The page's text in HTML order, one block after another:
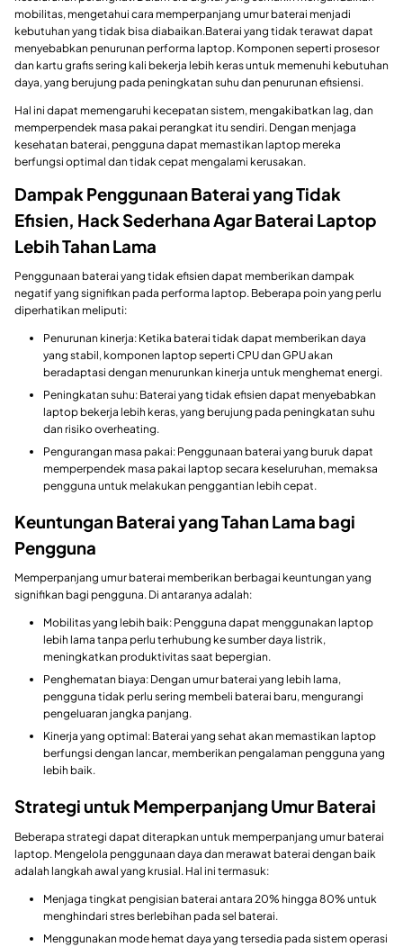
mobilitas, mengetahui cara memperpanjang umur baterai menjadi
kebutuhan yang tidak bisa diabaikan.Baterai yang tidak terawat dapat
menyebabkan penurunan performa laptop. Komponen seperti prosesor
dan kartu grafis sering kali bekerja lebih keras untuk memenuhi kebutuhan
daya, yang berujung pada peningkatan suhu dan penurunan efisiensi.
Hal ini dapat memengaruhi kecepatan sistem, mengakibatkan lag, dan
memperpendek masa pakai perangkat itu sendiri. Dengan menjaga
kesehatan baterai, pengguna dapat memastikan laptop mereka
berfungsi optimal dan tidak cepat mengalami kerusakan.
Dampak Penggunaan Baterai yang Tidak
Efisien, Hack Sederhana Agar Baterai Laptop
Lebih Tahan Lama
Penggunaan baterai yang tidak efisien dapat memberikan dampak
negatif yang signifikan pada performa laptop. Beberapa poin yang perlu
diperhatikan meliputi:
Penurunan kinerja: Ketika baterai tidak dapat memberikan daya
yang stabil, komponen laptop seperti CPU dan GPU akan
beradaptasi dengan menurunkan kinerja untuk menghemat energi.
Peningkatan suhu: Baterai yang tidak efisien dapat menyebabkan
laptop bekerja lebih keras, yang berujung pada peningkatan suhu
dan risiko overheating.
Pengurangan masa pakai: Penggunaan baterai yang buruk dapat
memperpendek masa pakai laptop secara keseluruhan, memaksa
pengguna untuk melakukan penggantian lebih cepat.
Keuntungan Baterai yang Tahan Lama bagi
Pengguna
Memperpanjang umur baterai memberikan berbagai keuntungan yang
signifikan bagi pengguna. Di antaranya adalah:
Mobilitas yang lebih baik: Pengguna dapat menggunakan laptop
lebih lama tanpa perlu terhubung ke sumber daya listrik,
meningkatkan produktivitas saat bepergian.
Penghematan biaya: Dengan umur baterai yang lebih lama,
pengguna tidak perlu sering membeli baterai baru, mengurangi
pengeluaran jangka panjang.
Kinerja yang optimal: Baterai yang sehat akan memastikan laptop
berfungsi dengan lancar, memberikan pengalaman pengguna yang
lebih baik.
Strategi untuk Memperpanjang Umur Baterai
Beberapa strategi dapat diterapkan untuk memperpanjang umur baterai
laptop. Mengelola penggunaan daya dan merawat baterai dengan baik
adalah langkah awal yang krusial. Hal ini termasuk:
Menjaga tingkat pengisian baterai antara 20% hingga 80% untuk
menghindari stres berlebihan pada sel baterai.
Menggunakan mode hemat daya yang tersedia pada sistem operasi